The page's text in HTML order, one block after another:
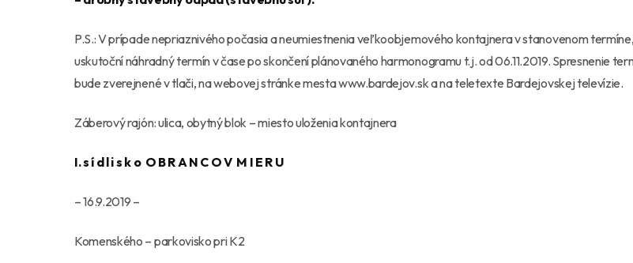
P.S.: V prípade nepriaznivého počasia a neumiestnenia veľkoobjemového kontajnera v stanovenom
uskutoční náhradný termín v čase po skončení plánovaného harmonogramu t.j. od 06.11.2019. Spresnenie
bude zverejnené v tlači, na webovej stránke mesta www.bardejov.sk a na teletexte Bardejovskej televízie.
Záberový rajón: ulica, obytný blok – miesto uloženia kontajnera
I. s í d l i s k o O B R A N C O V M I E R U
– 16.9.2019 –
Komenského – parkovisko pri K2